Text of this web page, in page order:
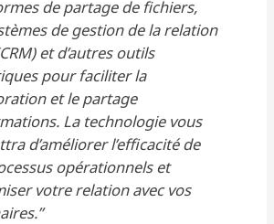
de partage de fichiers,
de gestion de la relation
et d’autres outils
pour faciliter la
et le partage
La technologie vous
d’améliorer l’efficacité de
opérationnels et
votre relation avec vos